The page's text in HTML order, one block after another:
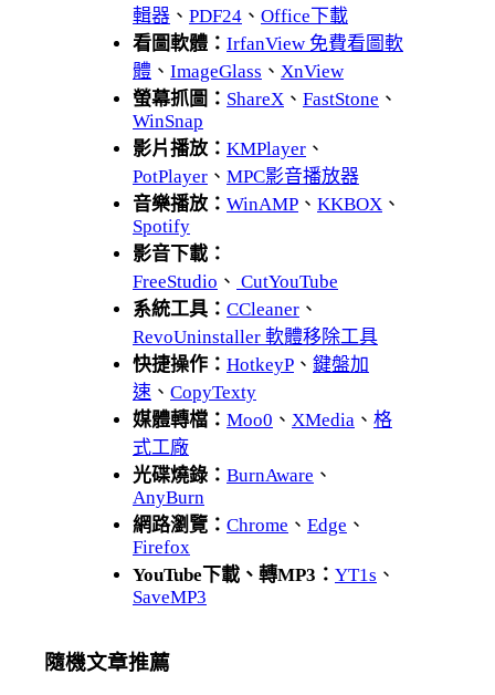
輯器 、 PDF24 、 Office下載
看圖軟體： IrfanView 免費看圖軟
體 、 ImageGlass 、 XnView
螢幕抓圖： ShareX 、 FastStone 、
WinSnap
影片播放： KMPlayer 、
PotPlayer 、 MPC影音播放器
音樂播放： WinAMP 、 KKBOX 、
Spotify
影音下載：
FreeStudio 、 CutYouTube
系統工具： CCleaner 、
RevoUninstaller 軟體移除工具
快捷操作： HotkeyP 、 鍵盤加
速 、 CopyTexty
媒體轉檔： Moo0 、 XMedia 、 格
式工廠
光碟燒錄： BurnAware 、
AnyBurn
網路瀏覽： Chrome 、 Edge 、
Firefox
YouTube下載、轉MP3： YT1s 、
SaveMP3
隨機文章推薦